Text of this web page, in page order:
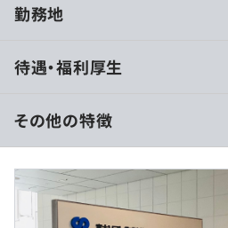
・現場のSE・PLによる教育、SE
技術者の高度化に向け、階層別
開発技術に関わる研修のほか、
てシステムエンジニアの役割や
学習する「SE論」や、設計の基
勤務地
待遇・福利厚生
（※想定年収は年収提示額を保証す
その他の特徴